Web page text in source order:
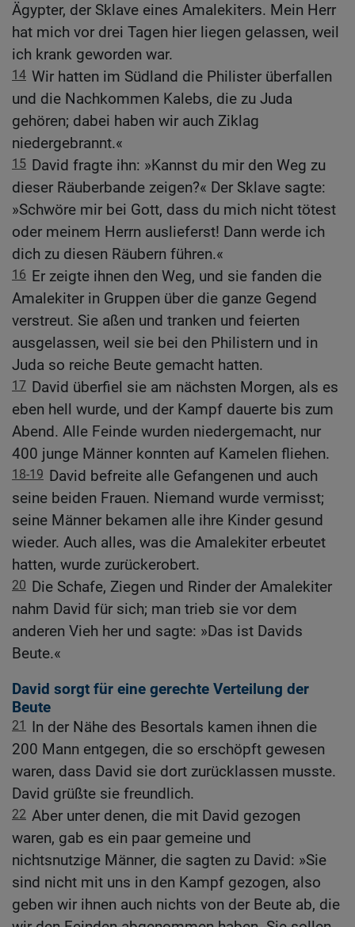
Ägypter, der Sklave eines Amalekiters. Mein Herr
hat mich vor drei Tagen hier liegen gelassen, weil
ich krank geworden war.
14 Wir hatten im Südland die Philister überfallen
und die Nachkommen Kalebs, die zu Juda
gehören; dabei haben wir auch Ziklag
niedergebrannt.«
15 David fragte ihn: »Kannst du mir den Weg zu
dieser Räuberbande zeigen?« Der Sklave sagte:
»Schwöre mir bei Gott, dass du mich nicht tötest
oder meinem Herrn auslieferst! Dann werde ich
dich zu diesen Räubern führen.«
16 Er zeigte ihnen den Weg, und sie fanden die
Amalekiter in Gruppen über die ganze Gegend
verstreut. Sie aßen und tranken und feierten
ausgelassen, weil sie bei den Philistern und in
Juda so reiche Beute gemacht hatten.
17 David überfiel sie am nächsten Morgen, als es
eben hell wurde, und der Kampf dauerte bis zum
Abend. Alle Feinde wurden niedergemacht, nur
400 junge Männer konnten auf Kamelen fliehen.
18-19 David befreite alle Gefangenen und auch
seine beiden Frauen. Niemand wurde vermisst;
seine Männer bekamen alle ihre Kinder gesund
wieder. Auch alles, was die Amalekiter erbeutet
hatten, wurde zurückerobert.
20 Die Schafe, Ziegen und Rinder der Amalekiter
nahm David für sich; man trieb sie vor dem
anderen Vieh her und sagte: »Das ist Davids
Beute.«
David sorgt für eine gerechte Verteilung der
Beute
21
In der Nähe des Besortals kamen ihnen die
200 Mann entgegen, die so erschöpft gewesen
waren, dass David sie dort zurücklassen musste.
David grüßte sie freundlich.
22 Aber unter denen, die mit David gezogen
waren, gab es ein paar gemeine und
nichtsnutzige Männer, die sagten zu David: »Sie
sind nicht mit uns in den Kampf gezogen, also
geben wir ihnen auch nichts von der Beute ab, die